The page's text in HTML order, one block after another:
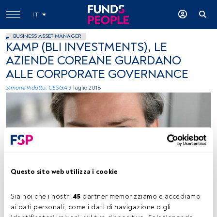
Questo sito web utilizza i cookie
Sia noi che i nostri 45 partner memorizziamo e accediamo
ai dati personali, come i dati di navigazione o gli
IT
BUSINESS ASSET MANAGER
KAMP (BLI INVESTMENTS), LE
AZIENDE COREANE GUARDANO
ALLE CORPORATE GOVERNANCE
Simone Vidotto, CESGA 9 luglio 2018
-
Tempo di lettura: 2 min.